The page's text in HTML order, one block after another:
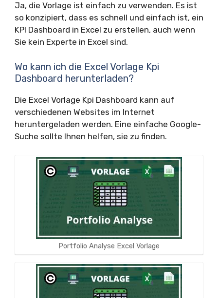
Ja, die Vorlage ist einfach zu verwenden. Es ist
so konzipiert, dass es schnell und einfach ist, ein
KPI Dashboard in Excel zu erstellen, auch wenn
Sie kein Experte in Excel sind.
Wo kann ich die Excel Vorlage Kpi
Dashboard herunterladen?
Die Excel Vorlage Kpi Dashboard kann auf
verschiedenen Websites im Internet
heruntergeladen werden. Eine einfache Google-
Suche sollte Ihnen helfen, sie zu finden.
Portfolio Analyse Excel Vorlage